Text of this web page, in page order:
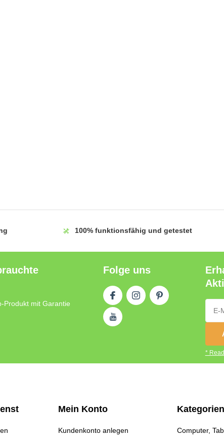
100% funktionsfähig und getestet
Produkt mit Garantie
Folge uns
*
Mein Konto
Kundenkonto anlegen
Kategorien
Computer,